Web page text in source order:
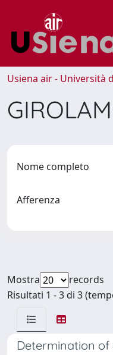
Usiena air - Università
Nome completo
Afferenza
Mostra
records
Risultati 1 - 3 di 3
Determination of